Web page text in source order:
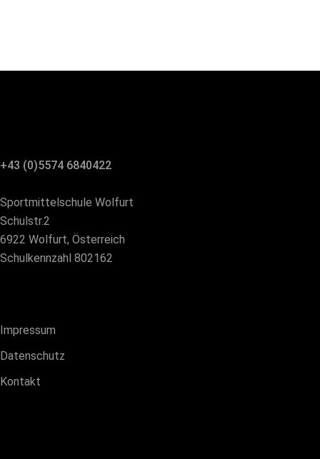
+43 (0)5574 6840422
Sportmittelschule Wolfurt
Schulstr.2
6922 Wolfurt, Österreich
Schulkennzahl 802162
Impressum
Datenschutz
Kontakt